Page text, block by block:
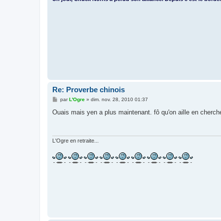
Re: Proverbe chinois
M
s
parL'Ogre» dim. nov. 28, 2010 01:37
Ouais mais yen a plus maintenant. fô qu'on aille en
L'Ogre en retraite...